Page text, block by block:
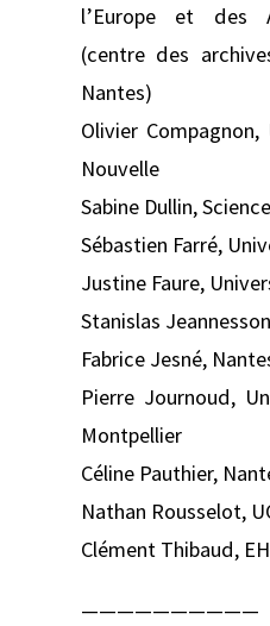
l’Europe et des
(centre des
Nantes)
Olivier
Nouvelle
Sabine Dullin,
Sébastien Farré,
Justine Faure,
Stanislas
Fabrice Jesné,
Pierre Journoud,
Montpellier
Céline Pauthier,
Nathan Rousselot,
Clément Thibaud,
——————————